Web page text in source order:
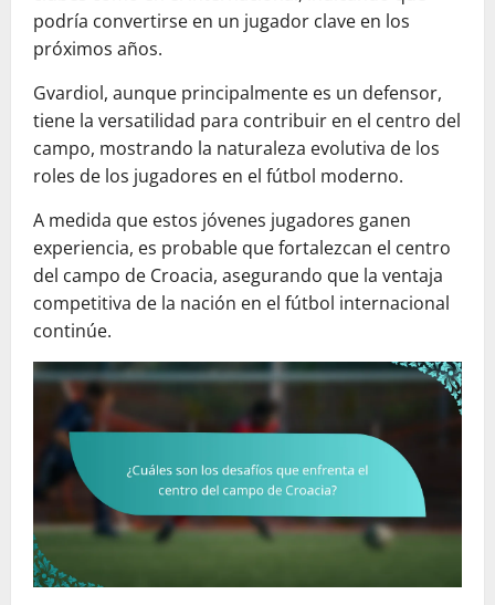
podría convertirse en un jugador clave en los
próximos años.
Gvardiol, aunque principalmente es un defensor,
tiene la versatilidad para contribuir en el centro del
campo, mostrando la naturaleza evolutiva de los
roles de los jugadores en el fútbol moderno.
A medida que estos jóvenes jugadores ganen
experiencia, es probable que fortalezcan el centro
del campo de Croacia, asegurando que la ventaja
competitiva de la nación en el fútbol internacional
continúe.